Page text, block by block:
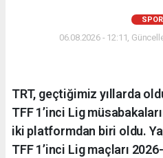
SPOR
06.08.2026 - 12:11,
TRT, geçtiğimiz yıllarda
TFF 1’inci Lig
iki platformdan biri oldu.
TFF 1’inci Lig maçları